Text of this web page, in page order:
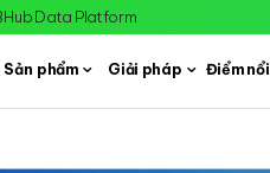
Data Platform
Sản phẩm Giải pháp Điểm